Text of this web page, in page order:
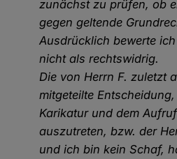
zunächst zu prüfen, ob
gegen geltende
Ausdrücklich bewerte
nicht als rechtswidrig.
Die von Herrn F. zuletzt
mitgeteilte
Karikatur und dem
auszutreten, bzw. der
und ich bin kein Schaf,